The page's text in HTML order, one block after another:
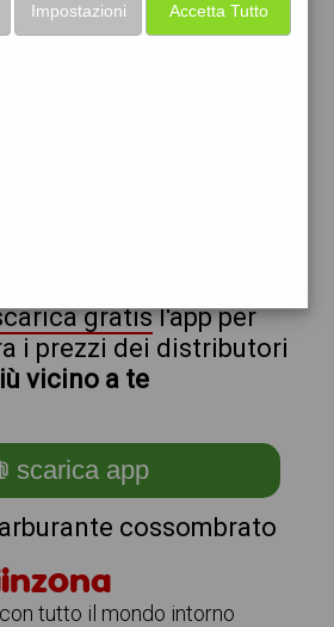
api esso
gratisl'app per
i prezzi dei distributori
vicino a te
scarica app
cossombrato
con tutto il mondo intorno
Accetta Tutto
Impostazioni